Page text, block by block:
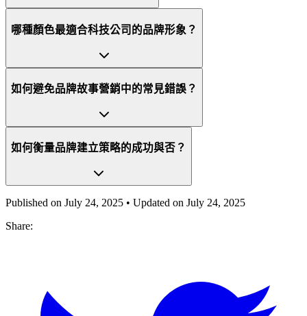
哪種顏色最適合科技公司的品牌形象？
如何避免品牌故事營銷中的常見錯誤？
如何衡量品牌建立策略的成功與否？
Published on July 24, 2025 • Updated on July 24, 2025
Share: